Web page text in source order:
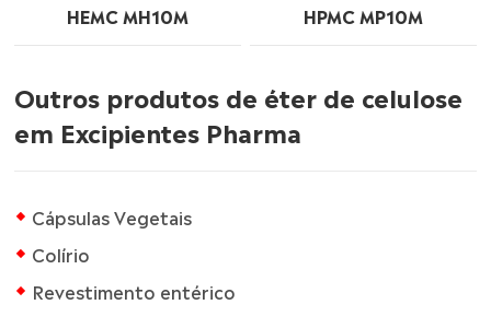
HEMC MH10M HPMC MP10M
Outros produtos de éter de celulose
em Excipientes Pharma
Cápsulas Vegetais
Colírio
Revestimento entérico